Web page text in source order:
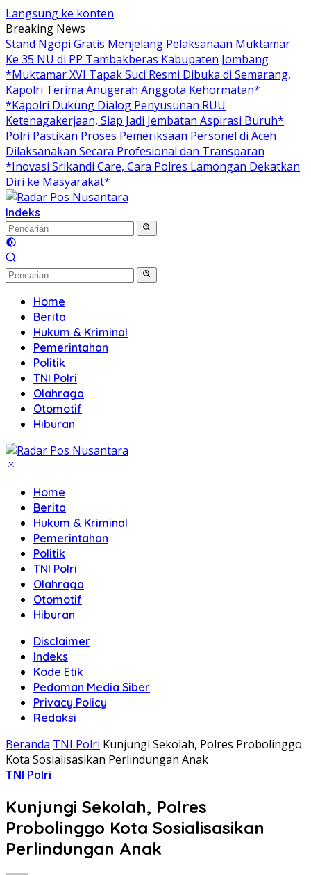
Langsung ke konten
Breaking News
Stand Ngopi Gratis Menjelang Pelaksanaan Muktamar
Ke 35 NU di PP Tambakberas Kabupaten Jombang
*Muktamar XVI Tapak Suci Resmi Dibuka di Semarang,
Kapolri Terima Anugerah Anggota Kehormatan*
*Kapolri Dukung Dialog Penyusunan RUU
Ketenagakerjaan, Siap Jadi Jembatan Aspirasi Buruh*
Polri Pastikan Proses Pemeriksaan Personel di Aceh
Dilaksanakan Secara Profesional dan Transparan
*Inovasi Srikandi Care, Cara Polres Lamongan Dekatkan
Diri ke Masyarakat*
Indeks
Home
Berita
Hukum & Kriminal
Pemerintahan
Politik
TNI Polri
Olahraga
Otomotif
Hiburan
Home
Berita
Hukum & Kriminal
Pemerintahan
Politik
TNI Polri
Olahraga
Otomotif
Hiburan
Disclaimer
Indeks
Kode Etik
Pedoman Media Siber
Privacy Policy
Redaksi
Beranda TNI Polri Kunjungi Sekolah, Polres Probolinggo
Kota Sosialisasikan Perlindungan Anak
TNI Polri
Kunjungi Sekolah, Polres
Probolinggo Kota Sosialisasikan
Perlindungan Anak